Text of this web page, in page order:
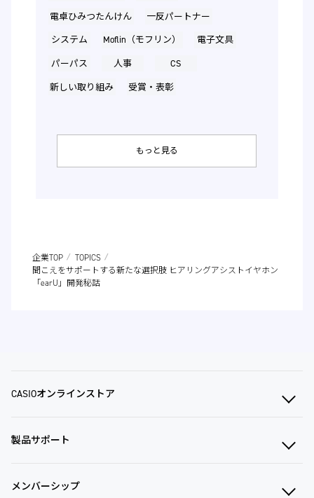
電卓ひみつたんけん
一反パートナー
システム
Moflin（モフリン）
電子文具
パーパス
人事
CS
新しい取り組み
受賞・表彰
もっと見る
企業TOP
TOPICS
聞こえをサポートする新たな選択肢 ヒアリングアシストイヤホン
「earU」開発秘話
CASIOオンラインストア
製品サポート
メンバーシップ